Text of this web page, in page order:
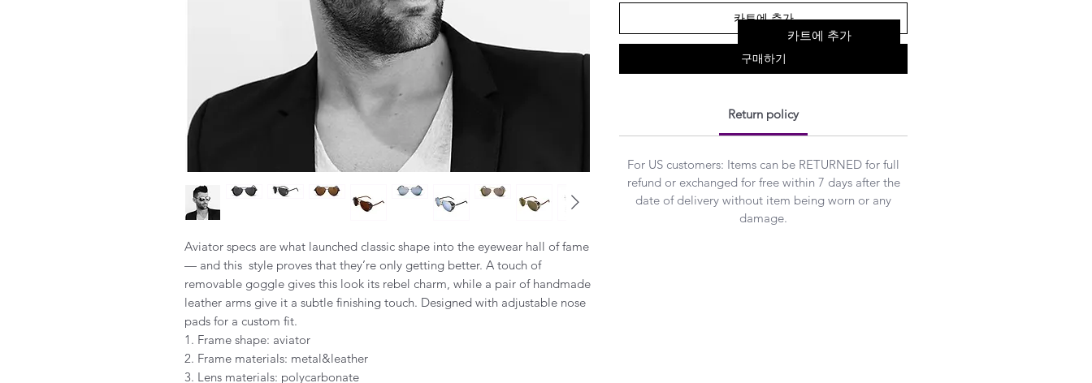
Aviator specs are what launched classic shape into the eyewear hall of fame
— and this style proves that they’re only getting better. A touch of
removable goggle gives this look its rebel charm, while a pair of handmade
leather arms give it a subtle finishing touch. Designed with adjustable nose
pads for a custom fit.
1. Frame shape: aviator
2. Frame materials: metal&leather
3. Lens materials: polycarbonate
카트에 추가
구매하기
Return policy
For US customers: Items can be RETURNED for full
refund or exchanged for free within 7 days after the
date of delivery without item being worn or any
damage.
카트에 추가